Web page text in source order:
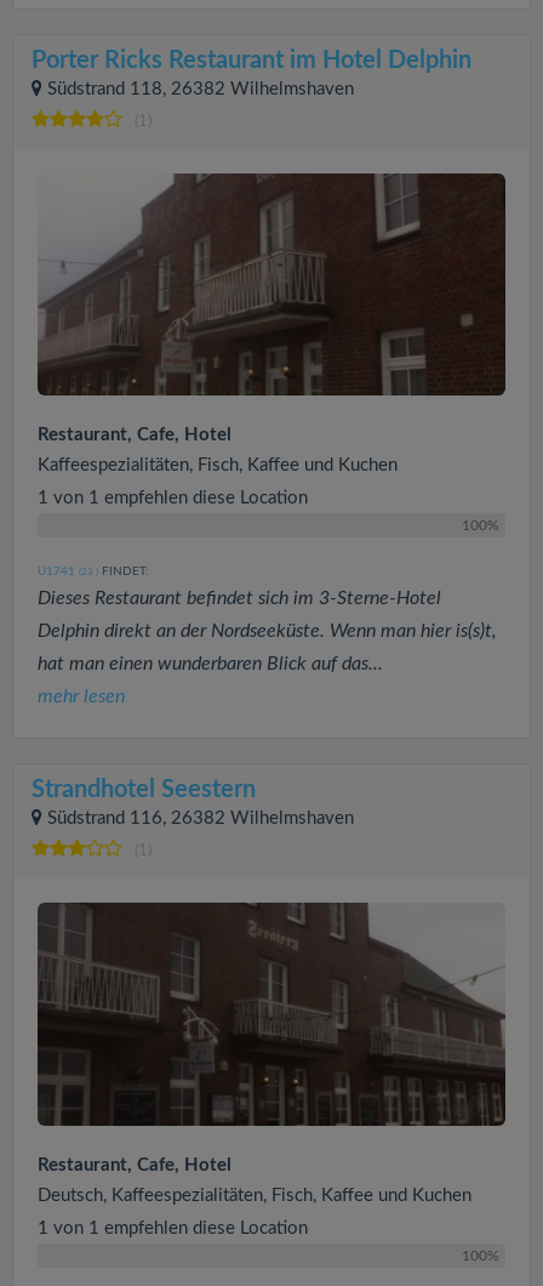
Porter Ricks Restaurant im Hotel Delphin
Südstrand 118, 26382 Wilhelmshaven
(1)
Restaurant, Cafe, Hotel
Kaffeespezialitäten, Fisch, Kaffee und Kuchen
1 von 1 empfehlen diese Location
100%
U1741 (23 ) FINDET:
Dieses Restaurant befindet sich im 3-Sterne-Hotel
Delphin direkt an der Nordseeküste. Wenn man hier is(s)t,
hat man einen wunderbaren Blick auf das...
mehr lesen
Strandhotel Seestern
Südstrand 116, 26382 Wilhelmshaven
Restaurant, Cafe, Hotel
Deutsch, Kaffeespezialitäten, Fisch, Kaffee und Kuchen
1 von 1 empfehlen diese Location
100%